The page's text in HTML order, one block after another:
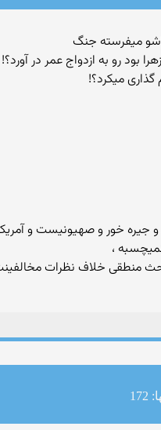
میکرد؟!
خور و صهیونیست و
،
منطقی خلاف نظرات